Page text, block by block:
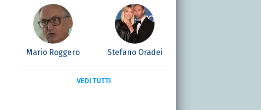
Mario Roggero Stefano Oradei
VEDI TUTTI